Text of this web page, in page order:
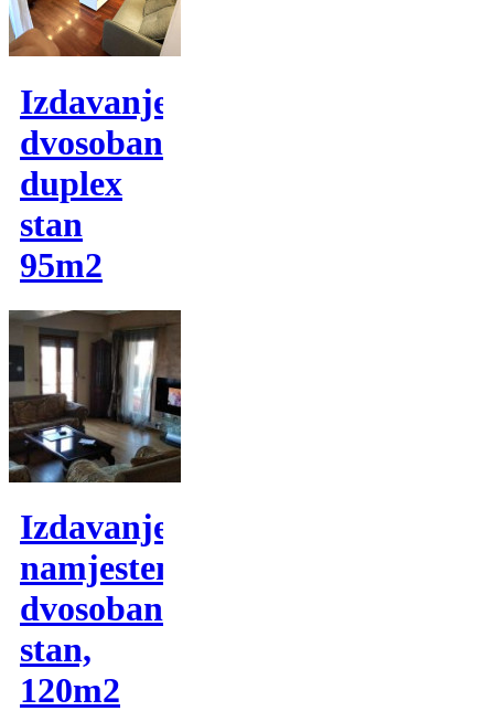
Izdavanje,
dvosoban
duplex
stan
95m2
Izdavanje,
namjesten
dvosoban
stan,
120m2